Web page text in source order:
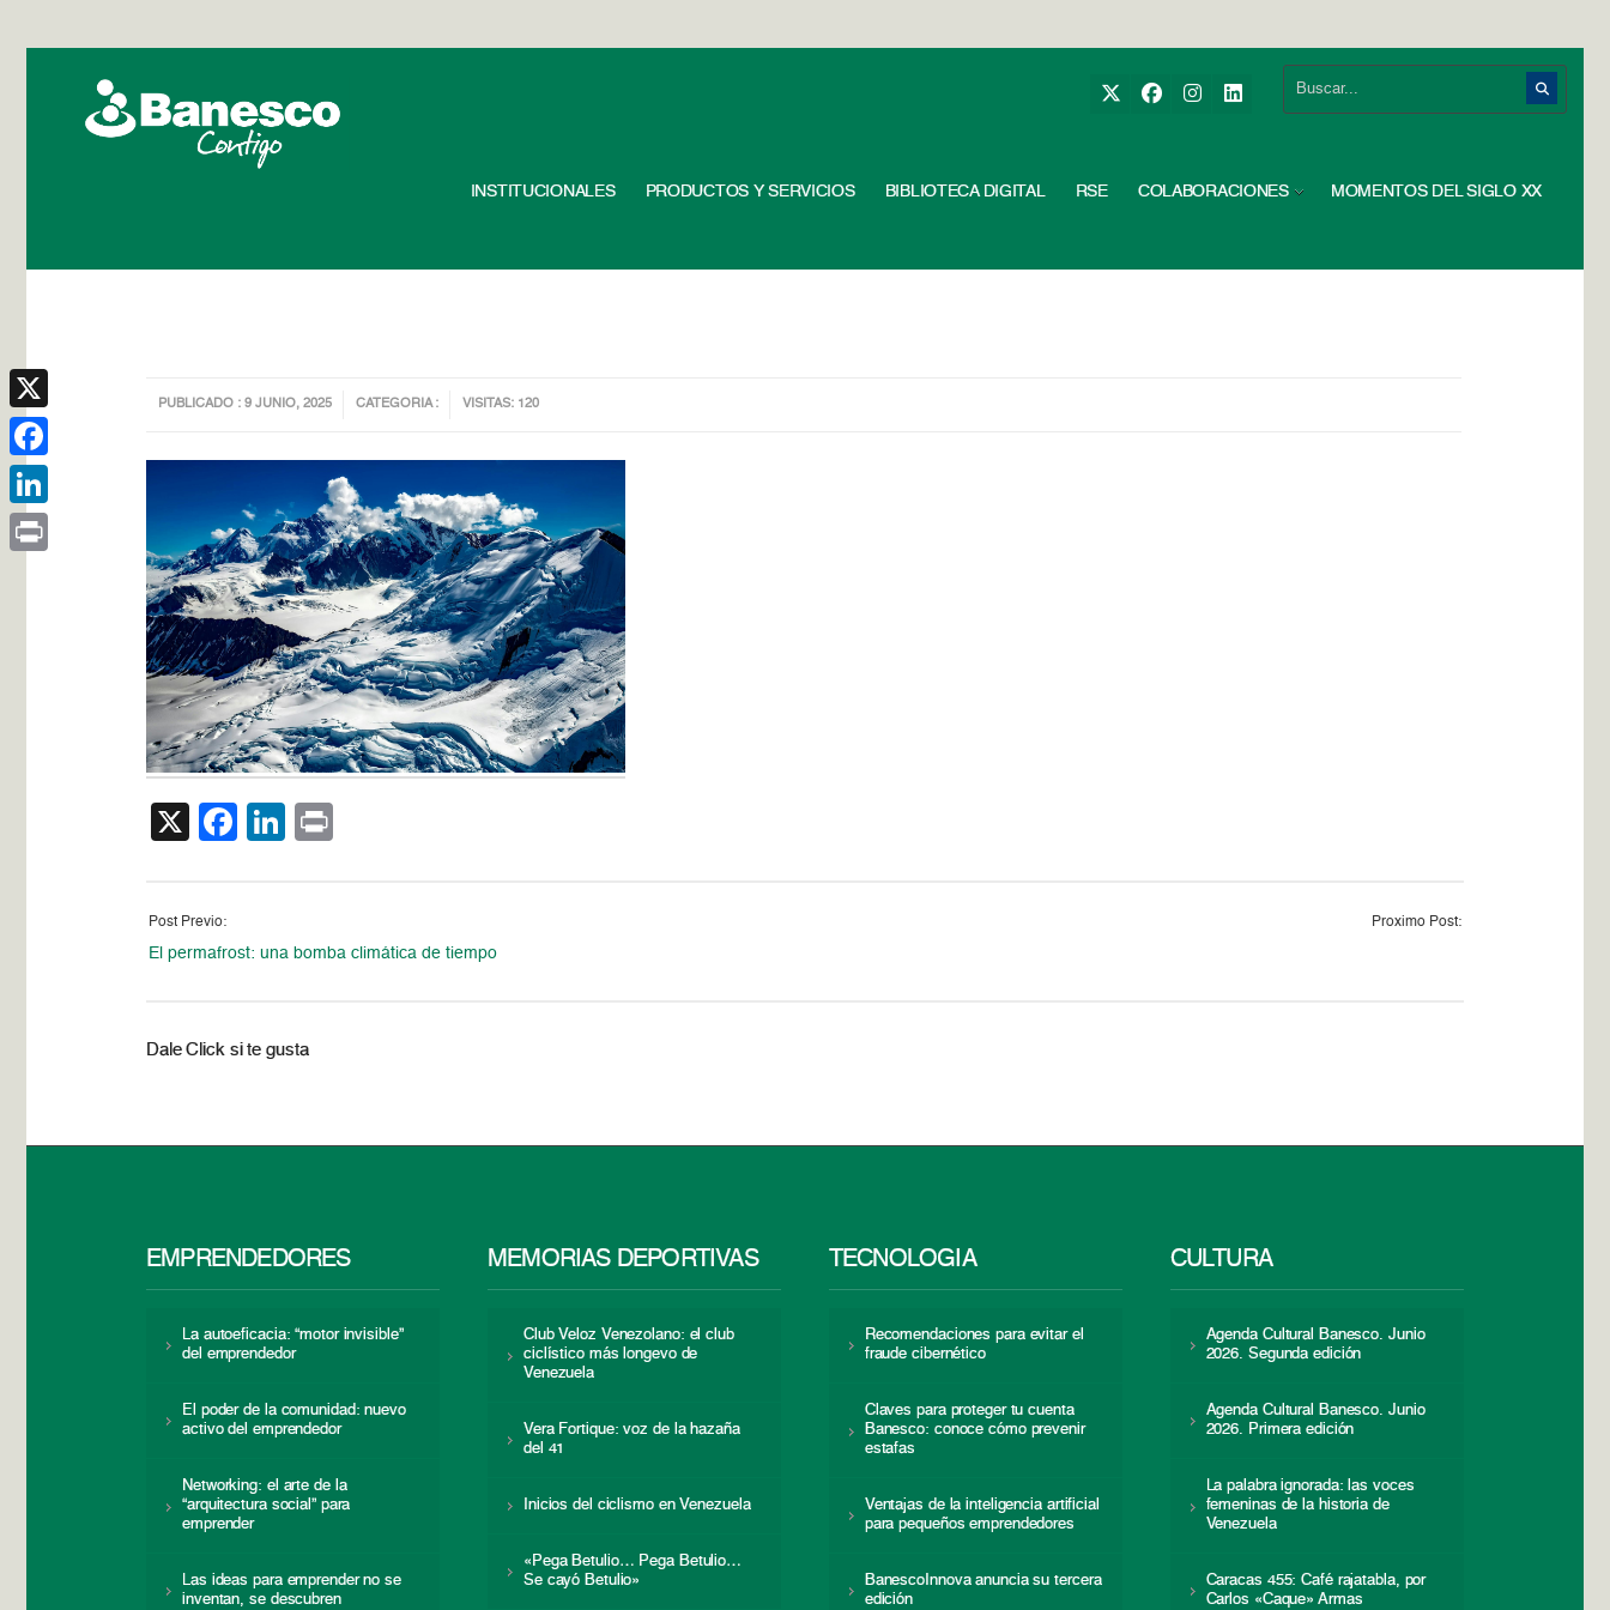
INSTITUCIONALES PRODUCTOS Y SERVICIOS BIBLIOTECA DIGITAL RSE COLABORACIONES MOMENTOS DEL SIGLO XX
PUBLICADO : 9 JUNIO, 2025 CATEGORIA : VISITAS: 120
X Facebook
LinkedIn
Post Previo:
El permafrost: una bomba climática de tiempo
Proximo Post:
Dale Click si te gusta
EMPRENDEDORES
La autoeficacia: “motor invisible”
del emprendedor
El poder de la comunidad: nuevo
activo del emprendedor
Networking: el arte de la
“arquitectura social” para
emprender
Las ideas para emprender no se
inventan, se descubren
MEMORIAS DEPORTIVAS
Club Veloz Venezolano: el club
ciclístico más longevo de
Venezuela
Vera Fortique: voz de la hazaña
del 41
Inicios del ciclismo en Venezuela
«Pega Betulio… Pega Betulio…
Se cayó Betulio»
TECNOLOGÍA
Recomendaciones para evitar el
fraude cibernético
Claves para proteger tu cuenta
Banesco: conoce cómo prevenir
estafas
Ventajas de la inteligencia artificial
para pequeños emprendedores
BanescoInnova anuncia su tercera
edición
CULTURA
Agenda Cultural Banesco. Junio
2026. Segunda edición
Agenda Cultural Banesco. Junio
2026. Primera edición
La palabra ignorada: las voces
femeninas de la historia de
Venezuela
Caracas 455: Café rajatabla, por
Carlos «Caque» Armas
X
Facebook
LinkedIn